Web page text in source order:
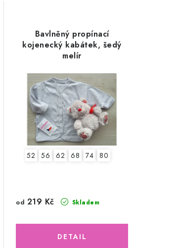
Bavlněný propínací
kojenecký kabátek, šedý
melír
52 56 62 68 74 80
Skladem
od 219 Kč